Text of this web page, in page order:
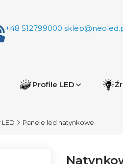
+48 512799000
Profile LED
Panele led natynkowe